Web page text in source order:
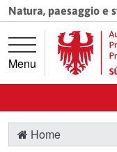
Vai direttamente alla
Vai al contenuto
Natura, paesaggio e
Menu
Home